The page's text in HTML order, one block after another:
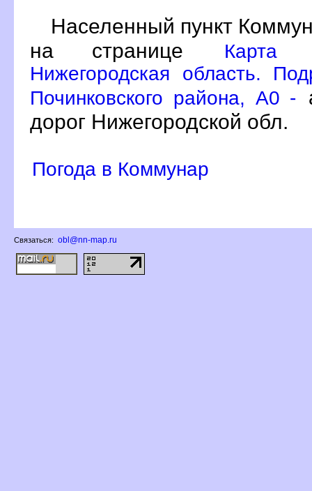
Населенный пункт
на странице
Карта
Нижегородская область.
Починковского района, A0 -
дорог Нижегородской обл.
Погода в Коммунар
Связаться: obl@nn-map.ru